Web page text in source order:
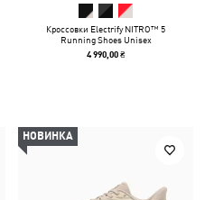
Кроссовки Electrify NITRO™ 5
Running Shoes Unisex
4 990,00 ₴
НОВИНКА